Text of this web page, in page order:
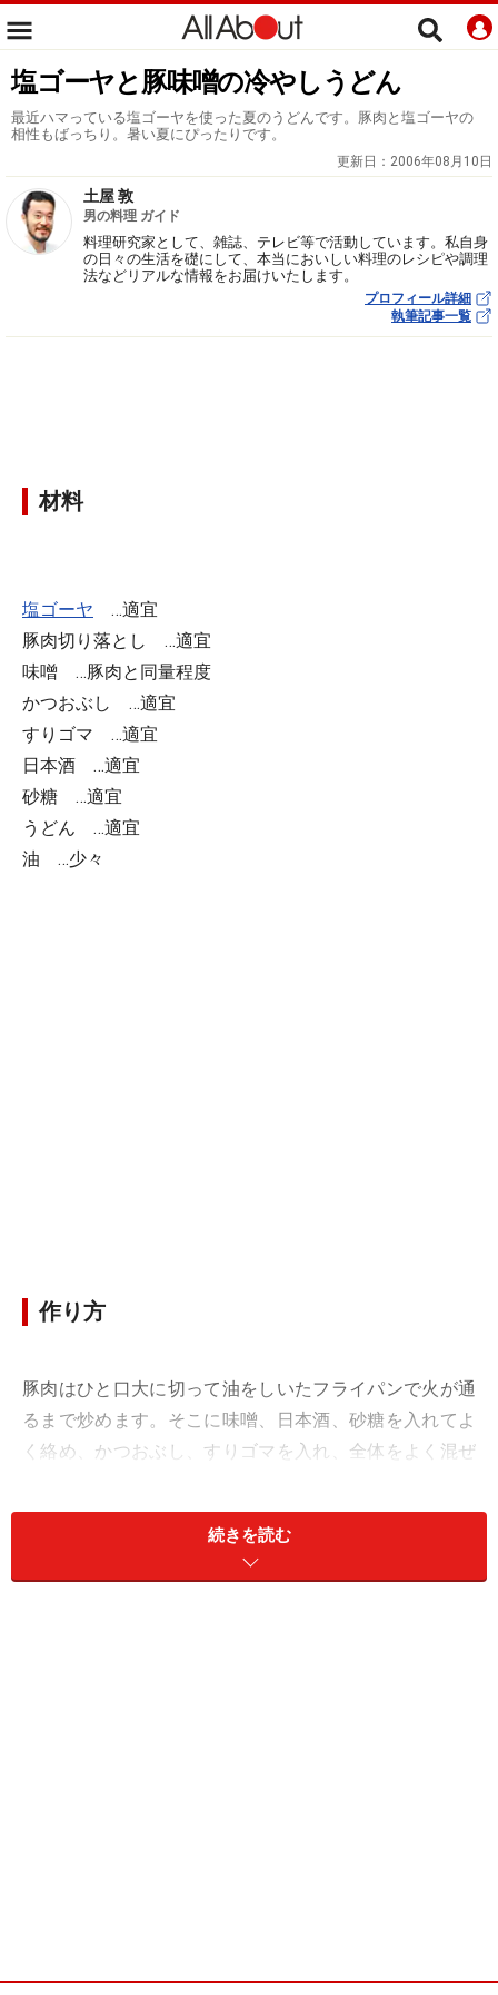
塩ゴーヤと豚味噌の冷やしうどん
最近ハマっている塩ゴーヤを使った夏のうどんです。豚肉と塩ゴーヤの
相性もばっちり。暑い夏にぴったりです。
更新日： 2006年08月10日
土屋 敦
男の料理 ガイド
料理研究家として、雑誌、テレビ等で活動しています。私自身
の日々の生活を礎にして、本当においしい料理のレシピや調理
法などリアルな情報をお届けいたします。
プロフィール詳細
執筆記事一覧
材料
塩ゴーヤ …適宜
豚肉切り落とし
…適宜
味噌 …豚肉と同量程度
かつおぶし
…適宜
すりゴマ …適宜
日本酒 …適宜
砂糖 …適宜
うどん …適宜
油 …少々
作り方
豚肉はひと口大に切って油をしいたフライパンで火が通
るまで炒めます。そこに味噌、日本酒、砂糖を入れてよ
く絡め、かつおぶし、すりゴマを入れ、全体をよく混ぜ
粗熱を取った豚味噌と塩ゴーヤを、茹でて冷やしたうど
んの上に載せて食べます。続きを読む